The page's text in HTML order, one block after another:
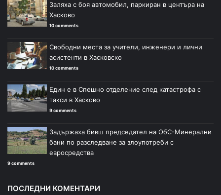
Заляха с боя автомобил, паркиран в центъра на
Хасково
10 comments
Свободни места за учители, инженери и лични
асистенти в Хасковско
10 comments
Един е в Спешно отделение след катастрофа с
такси в Хасково
9 comments
Задържаха бивш председател на ОбС-Минерални
бани по разследване за злоупотреби с
евросредства
9 comments
ПОСЛЕДНИ КОМЕНТАРИ